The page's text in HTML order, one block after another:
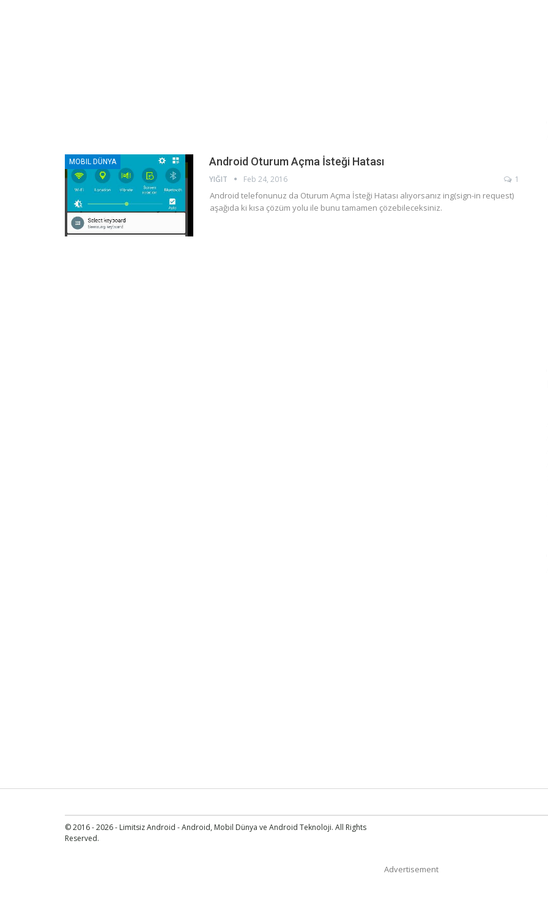
MOBIL DÜNYA Android Oturum Açma İsteği Hatası
YIĞIT Feb 24, 2016 1
Android telefonunuz da Oturum Açma İsteği Hatası alıyorsanız ing(sign-in request)
aşağıda ki kısa çözüm yolu ile bunu tamamen çözebileceksiniz.
© 2016 - 2026 - Limitsiz Android - Android, Mobil Dünya ve Android Teknoloji. All Rights
Reserved.
Advertisement